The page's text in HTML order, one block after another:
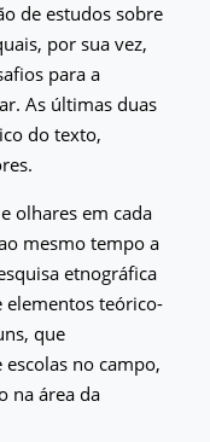
de estudos sobre
por sua vez,
para a
As últimas duas
do texto,
olhares em cada
mesmo tempo a
etnográfica
elementos teórico-
que
no campo,
na área da